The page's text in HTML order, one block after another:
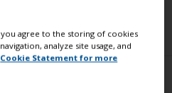
you agree to the storing of cookies
analyze site usage, and
Cookie Statement for more